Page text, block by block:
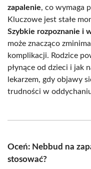
zapalenie, co wymaga
Kluczowe jest stałe
Szybkie rozpoznanie i
może znacząco
komplikacji. Rodzice
płynące od dzieci i jak
lekarzem, gdy objawy
trudności w
Oceń: Nebbud na
stosować?